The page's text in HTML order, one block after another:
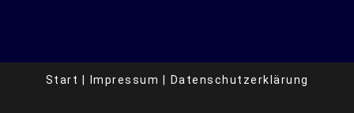
Start Impressum Datenschutzerklärung